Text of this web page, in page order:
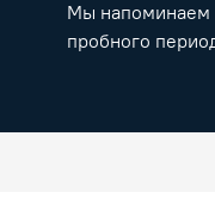
Мы напоминаем
пробного